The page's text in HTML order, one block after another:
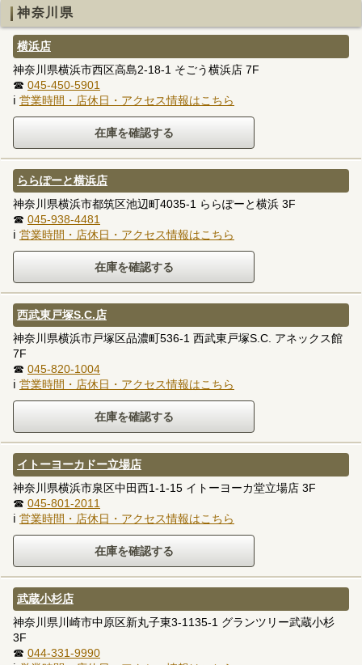
神奈川県
横浜店
神奈川県横浜市西区高島2-18-1 そごう横浜店 7F
☎ 045-450-5901
ℹ 営業時間・店休日・アクセス情報はこちら
ららぽーと横浜店
神奈川県横浜市都筑区池辺町4035-1 ららぽーと横浜 3F
☎ 045-938-4481
ℹ 営業時間・店休日・アクセス情報はこちら
西武東戸塚S.C.店
神奈川県横浜市戸塚区品濃町536-1 西武東戸塚S.C. アネックス館
7F
☎ 045-820-1004
ℹ 営業時間・店休日・アクセス情報はこちら
イトーヨーカドー立場店
神奈川県横浜市泉区中田西1-1-15 イトーヨーカ堂立場店 3F
☎ 045-801-2011
ℹ 営業時間・店休日・アクセス情報はこちら
武蔵小杉店
神奈川県川崎市中原区新丸子東3-1135-1 グランツリー武蔵小杉
3F
☎ 044-331-9990